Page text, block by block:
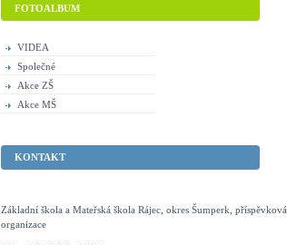
FOTOALBUM
VIDEA
Společné
Akce ZŠ
Akce MŠ
KONTAKT
Základní škola a Mateřská škola Rájec, okres Šumperk, příspěvková
organizace